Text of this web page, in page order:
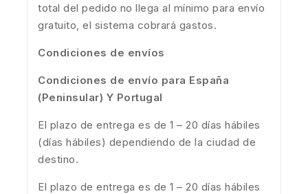
total del pedido no llega al mínimo para envío
gratuito, el sistema cobrará gastos.
Condiciones de envíos
Condiciones de envío para España
(Peninsular) Y Portugal
El plazo de entrega es de 1 – 20 días hábiles
(días hábiles) dependiendo de la ciudad de
destino.
El plazo de entrega es de 1 – 20 días hábiles